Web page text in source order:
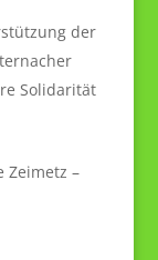
der
Solidarität
Zeimetz –